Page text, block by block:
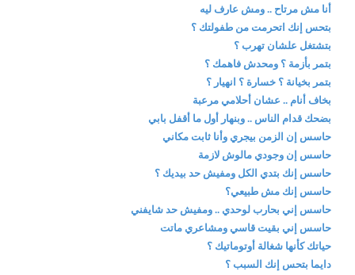
أنا مش مرتاح .. ومش عارف ليه
بتحس إنك اتحرمت من طفولتك ؟
بتشتغل علشان تهرب ؟
بتمر بأزمة ؟ ومحدش فاهمك ؟
بتمر بخيانة ؟ خسارة ؟ انهيار ؟
بخاف أنام .. عشان أحلامي مرعبة
بضحك قدام الناس .. وبنهار أول ما أقفل بابي
حاسس إن الزمن بيجري وأنا ثابت مكاني
حاسس إن وجودي مالوش لازمة
حاسس إنك بتدي الكل ومفيش حد بيديك ؟
حاسس إنك مش طبيعي؟
حاسس إني بحارب لوحدي .. ومفيش حد شايفني
حاسس إني بقيت قاسي ومشاعري ماتت
حياتك كأنها شغالة أوتوماتيك ؟
دايما بتحس إنك السبب ؟